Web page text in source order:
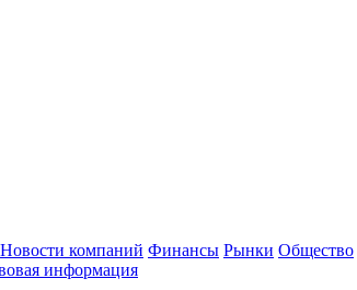
Новости компаний Финансы Рынки Общество
информация